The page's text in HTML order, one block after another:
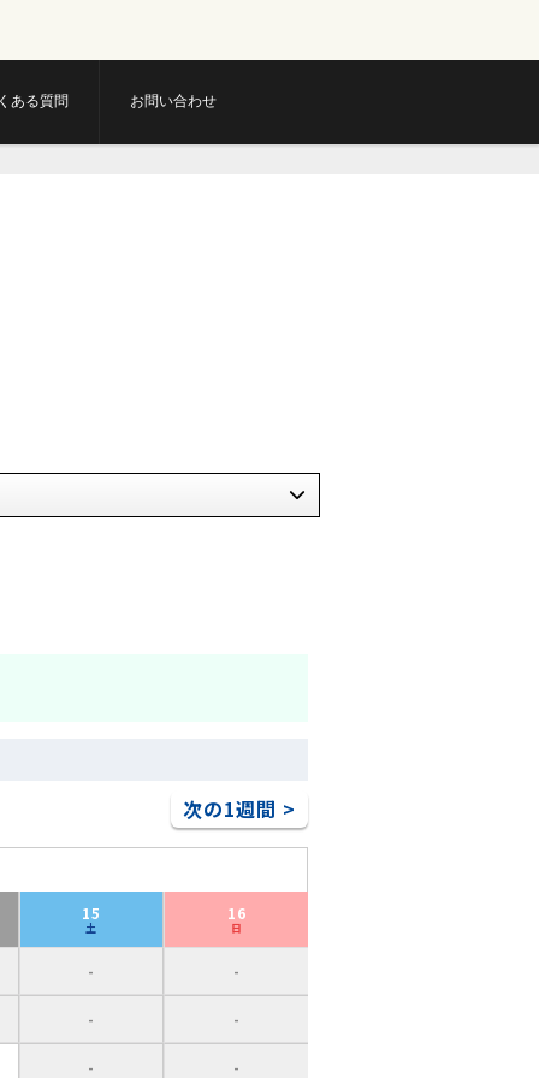
ある質問 お問い合わせ
次の1週間 >
15
土
16
日
- -
- -
- -